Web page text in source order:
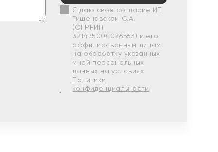
Я даю свое согласие ИП
Тишеновской О.А.
(ОГРНИП
321435000026563) и его
аффилированным лицам
на обработку указанных
мной персональных
данных на условиях
Политики
конфиденциальности